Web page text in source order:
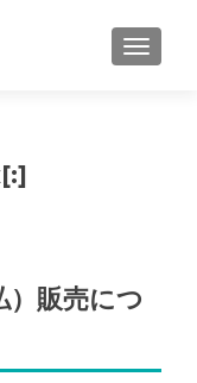
ナビゲ
）販売につ